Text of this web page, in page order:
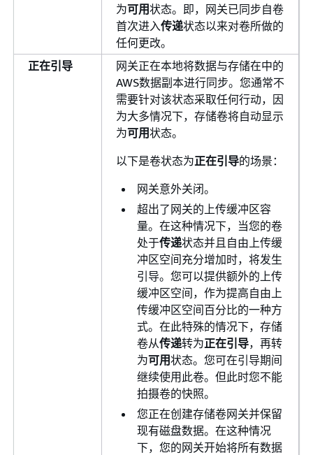
为可用状态。即，网关已同步自卷
首次进入传递状态以来对卷所做的
任何更改。
正在引导
网关正在本地将数据与存储在中的
AWS数据副本进行同步。您通常不
需要针对该状态采取任何行动，因
为大多情况下，存储卷将自动显示
为可用状态。
以下是卷状态为正在引导的场景：
网关意外关闭。
超出了网关的上传缓冲区容
量。在这种情况下，当您的卷
处于传递状态并且自由上传缓
冲区空间充分增加时，将发生
引导。您可以提供额外的上传
缓冲区空间，作为提高自由上
传缓冲区空间百分比的一种方
式。在此特殊的情况下，存储
卷从传递转为正在引导，再转
为可用状态。您可在引导期间
继续使用此卷。但此时您不能
拍摄卷的快照。
您正在创建存储卷网关并保留
现有磁盘数据。在这种情况
下，您的网关开始将所有数据